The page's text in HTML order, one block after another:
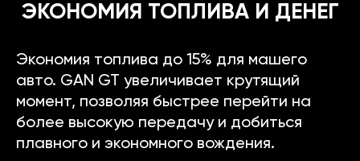
ЭКОНОМИЯ ТОПЛИВА И ДЕНЕГ
Экономия топлива до 15% для машего
авто. GAN GT увеличивает крутящий
момент, позволяя быстрее перейти на
более высокую передачу и добиться
плавного и экономного вождения.